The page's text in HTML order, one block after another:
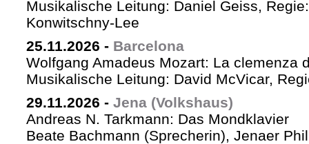
Musikalische Leitung: Daniel Geiss,
Konwitschny-Lee
25.11.2026 - Barcelona
Wolfgang Amadeus Mozart: La clemenza
Musikalische Leitung: David McVicar,
29.11.2026 - Jena (Volkshaus)
Andreas N. Tarkmann: Das Mondklavier
Beate Bachmann (Sprecherin), Jenaer